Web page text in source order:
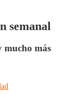
semanal
mucho más